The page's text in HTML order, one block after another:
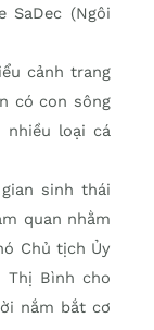
SaDec (Ngôi
cảnh trang
có con sông
nhiều loại cá
sinh thái
quan nhằm
Chủ tịch Ủy
Thị Bình cho
nắm bắt cơ